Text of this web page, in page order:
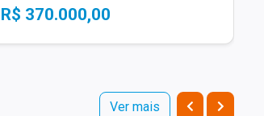
R$ 370.000,00
Ver mais